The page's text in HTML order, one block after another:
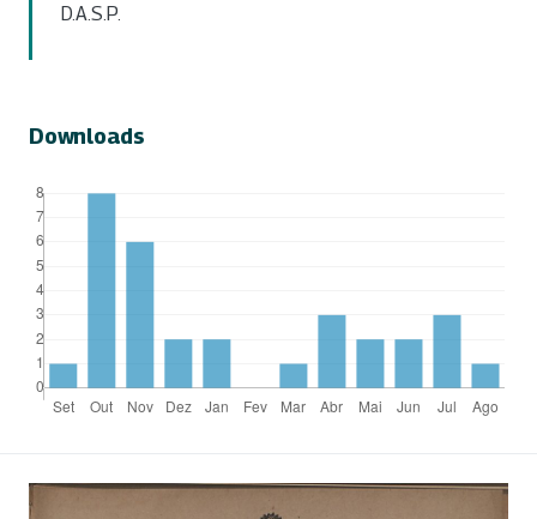
D.A.S.P.
Downloads